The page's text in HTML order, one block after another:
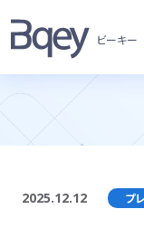
ビーキー
2025.12.12 プ